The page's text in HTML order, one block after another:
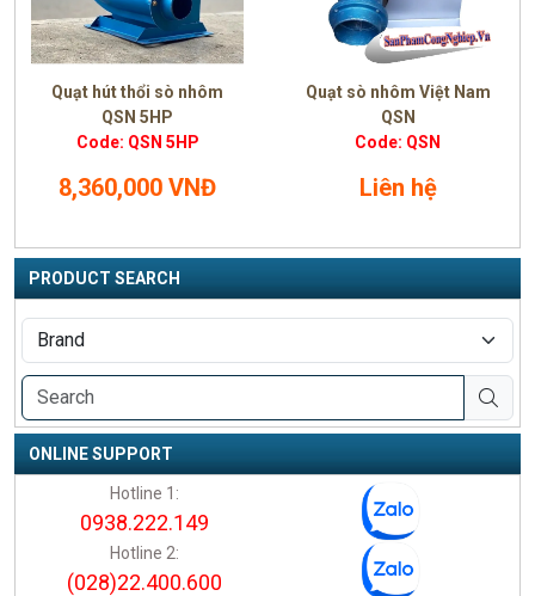
PRODUCT SEARCH
ONLINE SUPPORT
Hotline 1:
0938.222.149
Hotline 2:
(028)22.400.600
Quạt hút thổi sò nhôm
QSN 5HP
Code: QSN 5HP
8,360,000 VNĐ
Quạt sò nhôm Việt Nam
QSN
Code: QSN
Liên hệ